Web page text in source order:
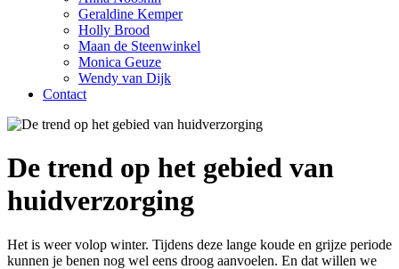
Geraldine Kemper
Holly Brood
Maan de Steenwinkel
Monica Geuze
Wendy van Dijk
Contact
De trend op het gebied van
huidverzorging
Het is weer volop winter. Tijdens deze lange koude en grijze periode
kunnen je benen nog wel eens droog aanvoelen. En dat willen we